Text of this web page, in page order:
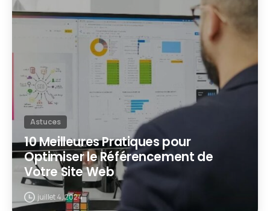
Astuces
10 Meilleures Pratiques pour
Optimiser le Référencement de
Votre Site Web
juillet 4, 2024